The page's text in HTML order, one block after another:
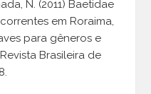
N. (2011) Baetidae
em Roraima,
para gêneros e
Brasileira de